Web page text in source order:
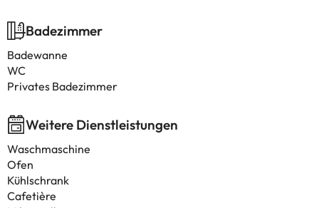
Badezimmer
Badewanne
WC
Privates Badezimmer
Weitere Dienstleistungen
Waschmaschine
Ofen
Kühlschrank
Cafetière